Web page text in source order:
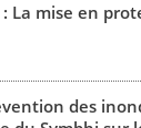
La mise en
des